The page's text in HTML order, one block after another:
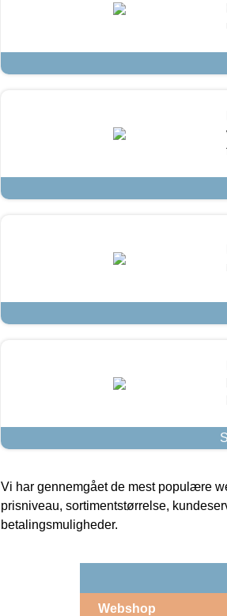
Vi har gennemgået de mest populære
prisniveau, sortimentstørrelse,
betalingsmuligheder.
Webshop